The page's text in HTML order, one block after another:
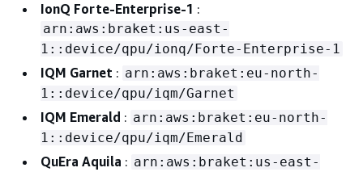
IonQ Forte-Enterprise-1 :
arn:aws:braket:us-east-
1::device/qpu/ionq/Forte-Enterprise-1
IQM Garnet : arn:aws:braket:eu-north-
1::device/qpu/iqm/Garnet
IQM Emerald : arn:aws:braket:eu-north-
1::device/qpu/iqm/Emerald
QuEra Aquila : arn:aws:braket:us-east-